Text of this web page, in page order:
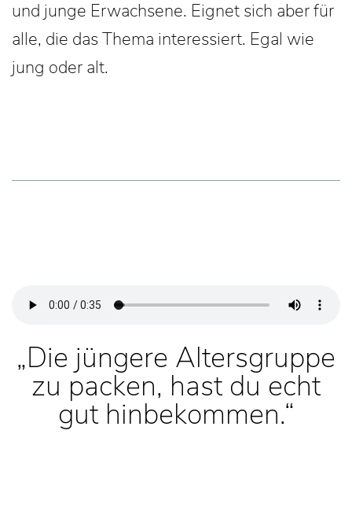
und junge Erwachsene. Eignet sich aber für
alle, die das Thema interessiert. Egal wie
jung oder alt.
„Die jüngere Altersgruppe
zu packen, hast du echt
gut hinbekommen.“